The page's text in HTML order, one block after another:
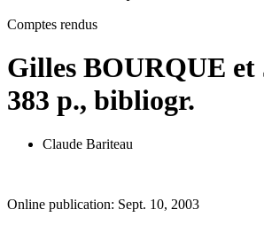
Comptes rendus
Gilles BOURQUE
383 p., bibliogr.
Claude Bariteau
Online publication: Sept. 10, 2003